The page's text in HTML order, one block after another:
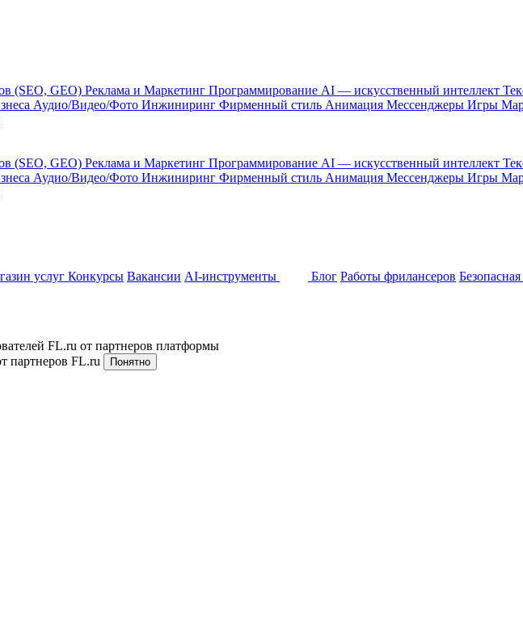
(SEO, GEO) Реклама и Маркетинг Программирование AI — искусственный интеллект
Аудио/Видео/Фото Инжиниринг Фирменный стиль Анимация Мессенджеры Игры
(SEO, GEO) Реклама и Маркетинг Программирование AI — искусственный интеллект
Аудио/Видео/Фото Инжиниринг Фирменный стиль Анимация Мессенджеры Игры
услуг Конкурсы Вакансии AI-инструменты Блог Работы фрилансеров Безопасная
FL.ru от партнеров платформы
партнеров FL.ru
Понятно